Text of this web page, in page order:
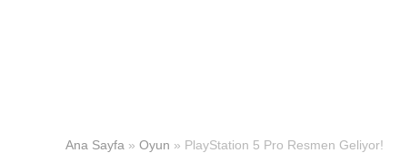
Ana Sayfa » Oyun » PlayStation 5 Pro Resmen Geliyor!